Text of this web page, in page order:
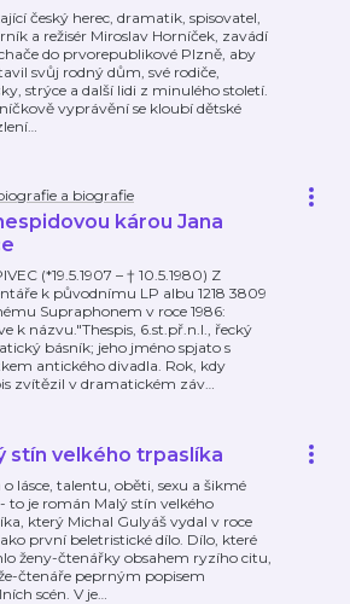
český herec, dramatik, spisovatel,
a režisér Miroslav Horníček, zavádí
do prvorepublikové Plzně, aby
svůj rodný dům, své rodiče,
strýce a další lidi z minulého století.
vyprávění se kloubí dětské
…
a biografie
károu Jana
(*19.5.1907 – † 10.5.1980) Z
k původnímu LP albu 1218 3809
Supraphonem v roce 1986:
k názvu."Thespis, 6.st.př.n.l., řecký
básník; jeho jméno spjato s
antického divadla. Rok, kdy
zvítězil v dramatickém záv…
stín velkého trpaslíka
o lásce, talentu, oběti, sexu a šikmé
to je román Malý stín velkého
který Michal Gulyáš vydal v roce
první beletristické dílo. Dílo, které
ženy-čtenářky obsahem ryzího citu,
čtenáře peprným popisem
scén. V je…